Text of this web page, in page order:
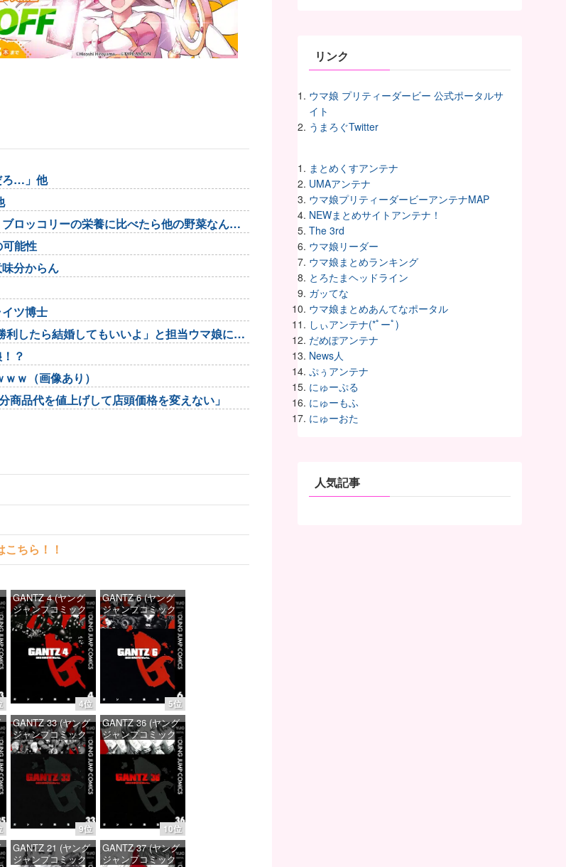
ろ…」他
ロッコリーの栄養に比べたら他の野菜なんて
能性
分からん
ツ博士
利したら結婚してもいいよ」と担当ウマ娘に発
？
ｗ（画像あり）
商品代を値上げして店頭価格を変えない」
ちら！！
4位
GANTZ 4 (ヤング
ジャンプコミック
スDIGITAL)
価格：¥100
5位
GANTZ 6 (ヤング
ジャンプコミック
スDIGITAL)
価格：¥100
9位
GANTZ 33 (ヤング
ジャンプコミック
スDIGITAL)
価格：¥100
10位
GANTZ 36 (ヤング
ジャンプコミック
スDIGITAL)
価格：¥100
GANTZ 21 (ヤング
ジャンプコミック
GANTZ 37 (ヤング
ジャンプコミック
リンク
ウマ娘 プリティーダービー 公式ポータルサ
イト
うまろぐTwitter
まとめくすアンテナ
UMAアンテナ
ウマ娘プリティーダービーアンテナMAP
NEWまとめサイトアンテナ！
The 3rd
ウマ娘リーダー
ウマ娘まとめランキング
とろたまヘッドライン
ガッてな
ウマ娘まとめあんてなポータル
しぃアンテナ(*ﾟーﾟ)
だめぽアンテナ
News人
ぷぅアンテナ
にゅーぷる
にゅーもふ
にゅーおた
人気記事